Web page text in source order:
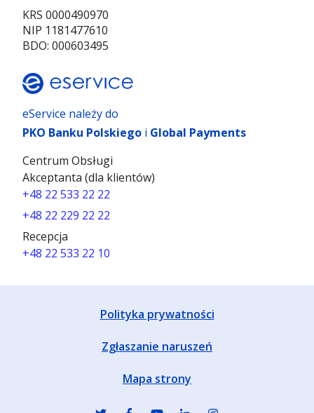
eService należy do
PKO Banku Polskiego i Global Payments
Centrum Obsługi
Akceptanta (dla klientów)
+48 22 533 22 22
+48 22 229 22 22
Recepcja
+48 22 533 22 10
KRS 0000490970
NIP 1181477610
BDO: 000603495
Polityka prywatności
Zgłaszanie naruszeń
Mapa strony